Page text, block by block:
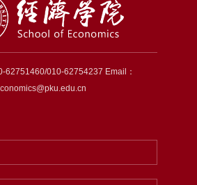
62751460/010-62754237 Email：